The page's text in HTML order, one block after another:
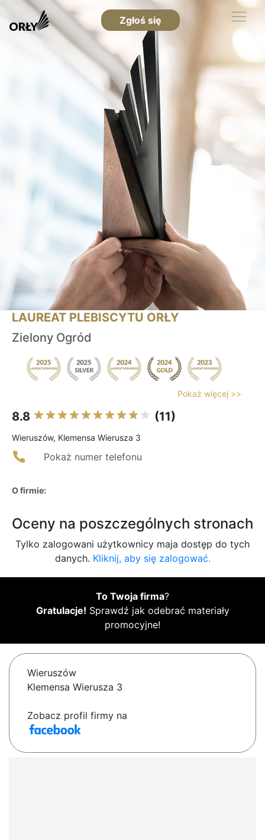
Zgłoś się
LAUREAT PLEBISCYTU ORŁY
Zielony Ogród
Pokaż więcej >>
8.8 (11)
Wieruszów, Klemensa Wierusza 3
Pokaż numer telefonu
O firmie:
Oceny na poszczególnych stronach
Tylko zalogowani użytkownicy maja dostęp do tych
danych. Kliknij, aby się zalogować.
To Twoja firma?
Gratulacje! Sprawdź jak odebrać materiały
promocyjne!
Wieruszów
Klemensa Wierusza 3
Zobacz profil firmy na